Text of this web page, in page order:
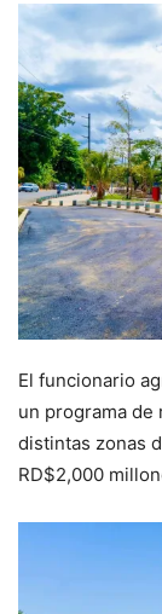
El funcionario
un programa de
distintas zonas
RD$2,000